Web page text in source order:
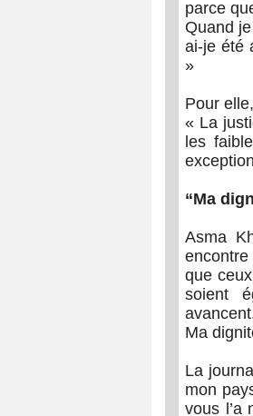
parce
Quand
ai-je été
»
Pour
« La
les
“Ma
Asma
que
soient
Ma
La
mon
vous l’a